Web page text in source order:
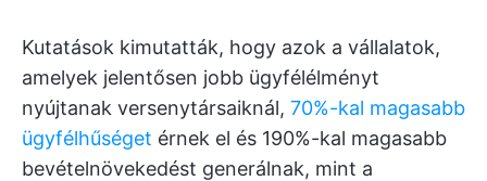
Kutatások kimutatták, hogy azok a vállalatok,
amelyek jelentősen jobb ügyfélélményt
nyújtanak versenytársaiknál, 70%-kal magasabb
ügyfélhűséget érnek el és 190%-kal magasabb
bevételnövekedést generálnak, mint a